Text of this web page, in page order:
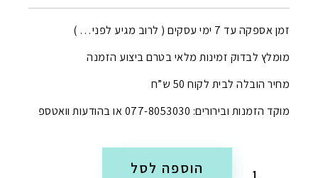
זמן אספקה עד 7 ימי עסקים ( לרוב מגיע לפני… )
מומלץ לבדוק זמינות מלאי בטרם ביצוע הזמנה
מחיר הובלה לבית לקוח 50 ש”ח
מוקד הזמנות ובירורים: 077-8053030 או בהודעות וואטספ
הוספה לסל